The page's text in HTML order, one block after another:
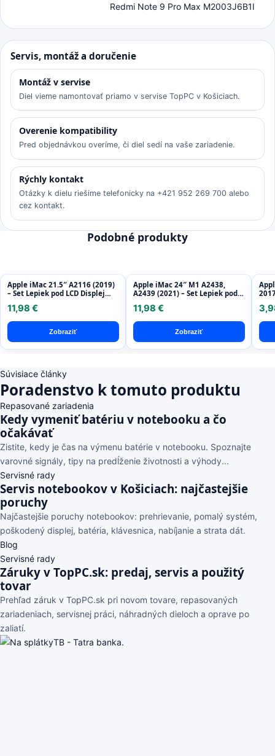
Redmi Note 9 Pro Max M2003J6B1I
Servis, montáž a doručenie
Montáž v servise
Diel vieme namontovať priamo v servise TopPC v Košiciach.
Overenie kompatibility
Pred objednávkou overíme, či diel sedí na vaše zariadenie.
Rýchly kontakt
Otázky k dielu riešime telefonicky na +421 952 269 700 alebo
cez kontakt.
Podobné produkty
Apple iMac 21.5″ A2116 (2019)
– Set Lepiek pod LCD Displej
11,98 €
Zobraziť
Apple iMac 24″ M1 A2438,
A2439 (2021) – Set Lepiek pod
11,98 €
Zobraziť
Súvisiace články
Poradenstvo k tomuto produktu
Repasované zariadenia
Kedy vymeniť batériu v notebooku a čo
očakávať
Zistite, kedy je čas na výmenu batérie v notebooku. Spoznajte
varovné signály, tipy na predĺženie životnosti a výhody...
Servisné rady
Servis notebookov v Košiciach: najčastejšie
poruchy
Najčastejšie poruchy notebookov: prehrievanie, pomalý systém,
poškodený displej, batéria, klávesnica, nabíjanie a strata dát.
Blog
Servisné rady
Záruky v TopPC.sk: predaj, servis a použitý
tovar
Prehľad záruk v TopPC.sk pri novom tovare, repasovaných
zariadeniach, servisnej práci, náhradných dieloch a oprave po
zaliatí.